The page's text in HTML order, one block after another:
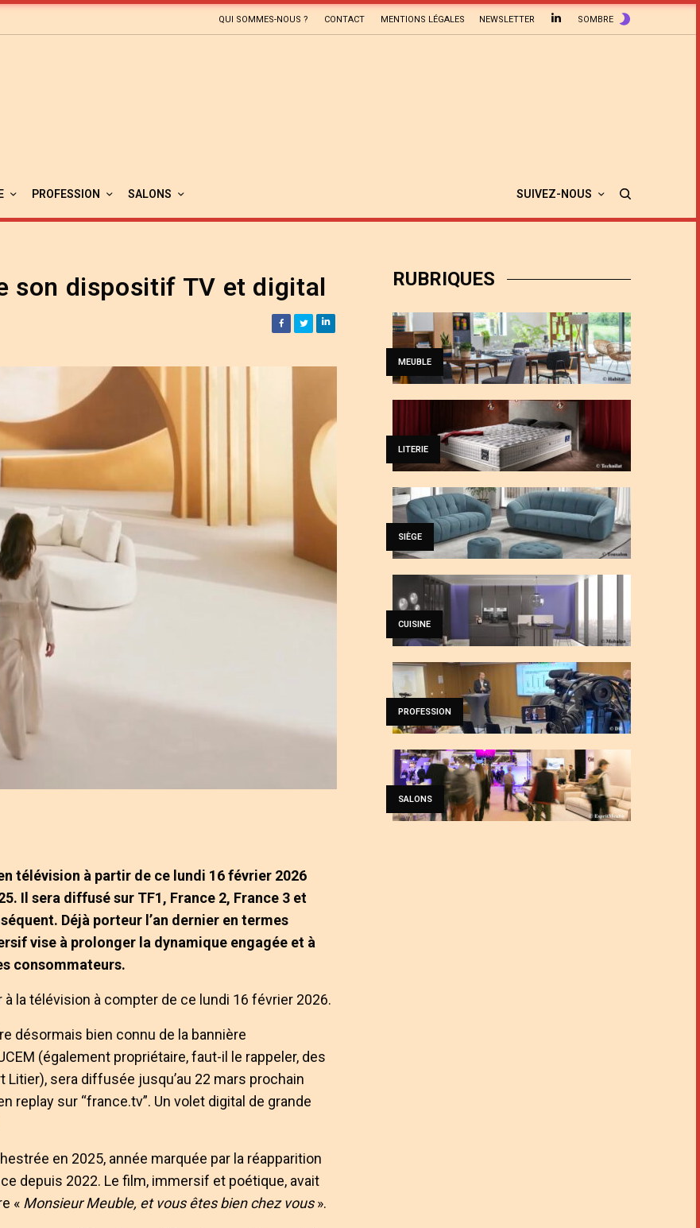
QUI SOMMES-NOUS ? CONTACT MENTIONS LÉGALES NEWSLETTER SOMBRE
PROFESSION SALONS SUIVEZ-NOUS
son dispositif TV et digital
télévision à partir de ce lundi 16 février 2026
Il sera diffusé sur TF1, France 2, France 3 et
Déjà porteur l’an dernier en termes
vise à prolonger la dynamique engagée et à
consommateurs.
la télévision à compter de ce lundi 16 février 2026.
désormais bien connu de la bannière
(également propriétaire, faut-il le rappeler, des
sera diffusée jusqu’au 22 mars prochain
replay sur “france.tv”. Un volet digital de grande
en 2025, année marquée par la réapparition
depuis 2022. Le film, immersif et poétique, avait
« Monsieur Meuble, et vous êtes bien chez vous».
RUBRIQUES
MEUBLE
LITERIE
SIÈGE
CUISINE
PROFESSION
SALONS